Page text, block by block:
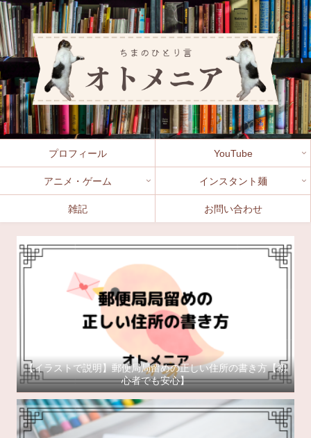
プロフィール YouTube
アニメ・ゲーム インスタント麺
雑記 お問い合わせ
【イラストで説明】郵便局局留めの正しい住所の書き方【初
心者でも安心】